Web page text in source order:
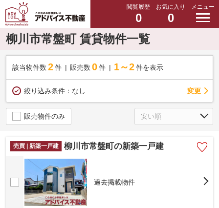
閲覧履歴
0
お気に入り
0
メニュー
柳川市常盤町 賃貸物件一覧
該当物件数 2件 販売数 0 件 1～2 件を表示
絞り込み条件： なし 変更
販売物件のみ
売買 | 新築一戸建 柳川市常盤町の新築一戸建
過去掲載物件